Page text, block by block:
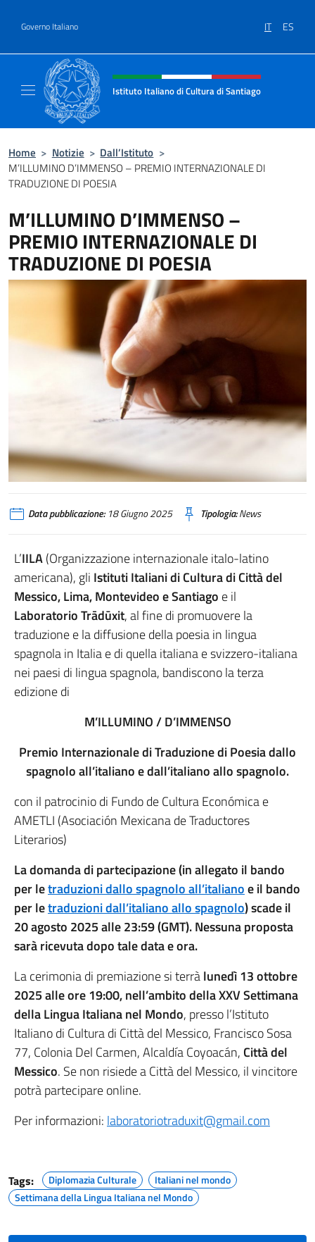
Governo Italiano IT ES
Intestazione sito, social e menù
Istituto Italiano di Cultura di Santiago
Home > Notizie > Dall’Istituto >
M’ILLUMINO D’IMMENSO – PREMIO INTERNAZIONALE DI
TRADUZIONE DI POESIA
M’ILLUMINO D’IMMENSO –
PREMIO INTERNAZIONALE DI
TRADUZIONE DI POESIA
Data pubblicazione:18 Giugno 2025 Tipologia:News
L’IILA(Organizzazione internazionale italo-latino
americana), gli Istituti Italiani di Cultura di Città del
Messico, Lima, Montevideo e Santiago e il
Laboratorio Trādūxit, al fine di promuovere la
traduzione e la diffusione della poesia in lingua
spagnola in Italia e di quella italiana e svizzero-italiana
nei paesi di lingua spagnola, bandiscono la terza
edizione di
M’ILLUMINO / D’IMMENSO
Premio Internazionale di Traduzione di Poesia dallo
spagnolo all’italiano e dall’italiano allo spagnolo.
con il patrocinio di Fundo de Cultura Económica e
AMETLI (Asociación Mexicana de Traductores
Literarios)
La domanda di partecipazione (in allegato il bando
per letraduzioni dallo spagnolo all’italianoe il bando
per letraduzioni dall’italiano allo spagnolo) scade il
20 agosto 2025 alle 23:59 (GMT). Nessuna proposta
sarà ricevuta dopo tale data e ora.
La cerimonia di premiazione si terràlunedì 13 ottobre
2025 alle ore 19:00, nell’ambito della XXV Settimana
della Lingua Italiana nel Mondo, presso l’Istituto
Italiano di Cultura di Città del Messico, Francisco Sosa
77, Colonia Del Carmen, Alcaldía Coyoacán, Città del
Messico. Se non risiede a Città del Messico, il vincitore
potrà partecipare online.
Per informazioni: laboratoriotraduxit@gmail.com
Tags: Diplomazia Culturale
Italiani nel mondo
Settimana della Lingua Italiana nel Mondo